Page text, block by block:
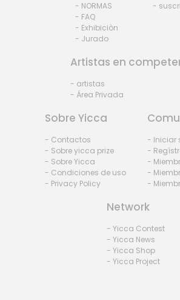
- NORMAS
- FAQ
- Exhibiciòn
- Jurado
-
Artistas en
- artistas
- Área Privada
Sobre Yicca
- Contactos
- Sobre yicca prize
- Sobre Yicca
- Condiciones de uso
- Privacy Policy
- Iniciar
-
-
-
-
Network
- Yicca Contest
- Yicca News
- Yicca Shop
- Yicca Project